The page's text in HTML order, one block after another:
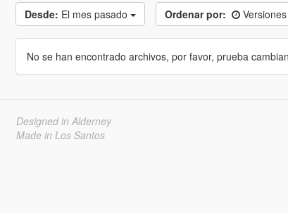
Desde: El mes pasado Ordenar por:
No se han encontrado archivos, por favor, prueba
Designed in Alderney
Made in Los Santos